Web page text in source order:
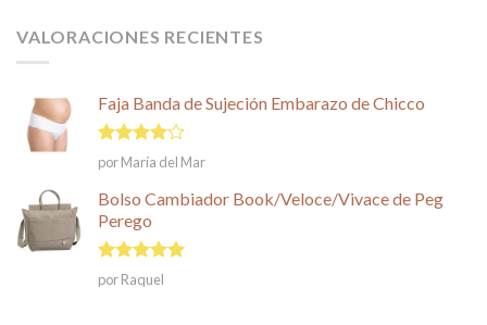
VALORACIONES RECIENTES
Faja Banda de Sujeción Embarazo de Chicco
Valorado
en
5
por María del Mar
Bolso Cambiador Book/Veloce/Vivace de Peg
Perego
Valorado en
5
de 5
por Raquel